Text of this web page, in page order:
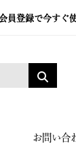
員登録で今すぐ
お問い合